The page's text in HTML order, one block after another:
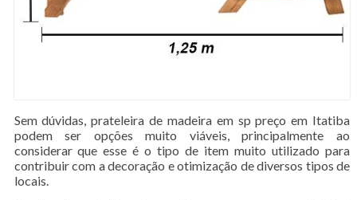
Sem dúvidas, prateleira de madeira em sp preço em Itatiba
podem ser opções muito viáveis, principalmente ao
considerar que esse é o tipo de item muito utilizado para
contribuir com a decoração e otimização de diversos tipos de
locais.